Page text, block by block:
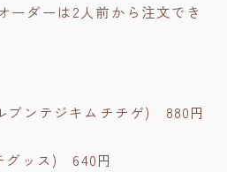
ダーは2人前から注文でき
ブンテジキムチチゲ) 880円
グッス) 640円